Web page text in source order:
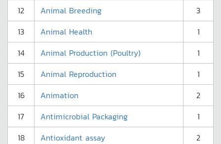
12
Animal Breeding
3
13
Animal Health
1
14
Animal Production (Poultry)
1
15
Animal Reproduction
1
16
Animation
2
17
Antimicrobial Packaging
1
18
Antioxidant assay
2